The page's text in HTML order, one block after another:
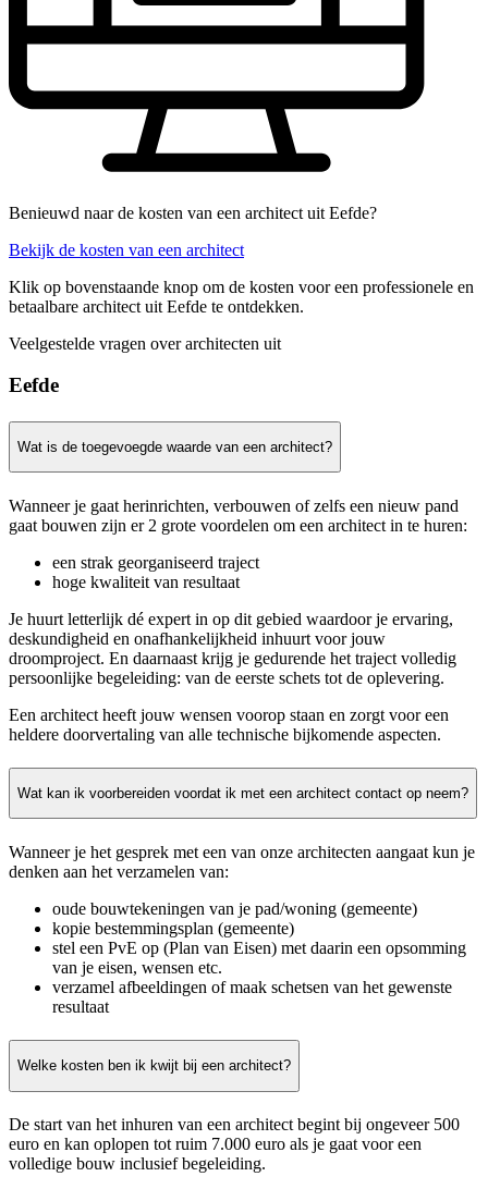
Benieuwd naar de kosten van een architect uit Eefde?
Bekijk de kosten van een architect
Klik op bovenstaande knop om de kosten voor een professionele en
betaalbare architect uit Eefde te ontdekken.
Veelgestelde vragen over architecten uit
Eefde
Wat is de toegevoegde waarde van een architect?
Wanneer je gaat herinrichten, verbouwen of zelfs een nieuw pand
gaat bouwen zijn er 2 grote voordelen om een architect in te huren:
een strak georganiseerd traject
hoge kwaliteit van resultaat
Je huurt letterlijk dé expert in op dit gebied waardoor je ervaring,
deskundigheid en onafhankelijkheid inhuurt voor jouw
droomproject. En daarnaast krijg je gedurende het traject volledig
persoonlijke begeleiding: van de eerste schets tot de oplevering.
Een architect heeft jouw wensen voorop staan en zorgt voor een
heldere doorvertaling van alle technische bijkomende aspecten.
Wat kan ik voorbereiden voordat ik met een architect contact op neem?
Wanneer je het gesprek met een van onze architecten aangaat kun je
denken aan het verzamelen van:
oude bouwtekeningen van je pad/woning (gemeente)
kopie bestemmingsplan (gemeente)
stel een PvE op (Plan van Eisen) met daarin een opsomming
van je eisen, wensen etc.
verzamel afbeeldingen of maak schetsen van het gewenste
resultaat
Welke kosten ben ik kwijt bij een architect?
De start van het inhuren van een architect begint bij ongeveer 500
euro en kan oplopen tot ruim 7.000 euro als je gaat voor een
volledige bouw inclusief begeleiding.